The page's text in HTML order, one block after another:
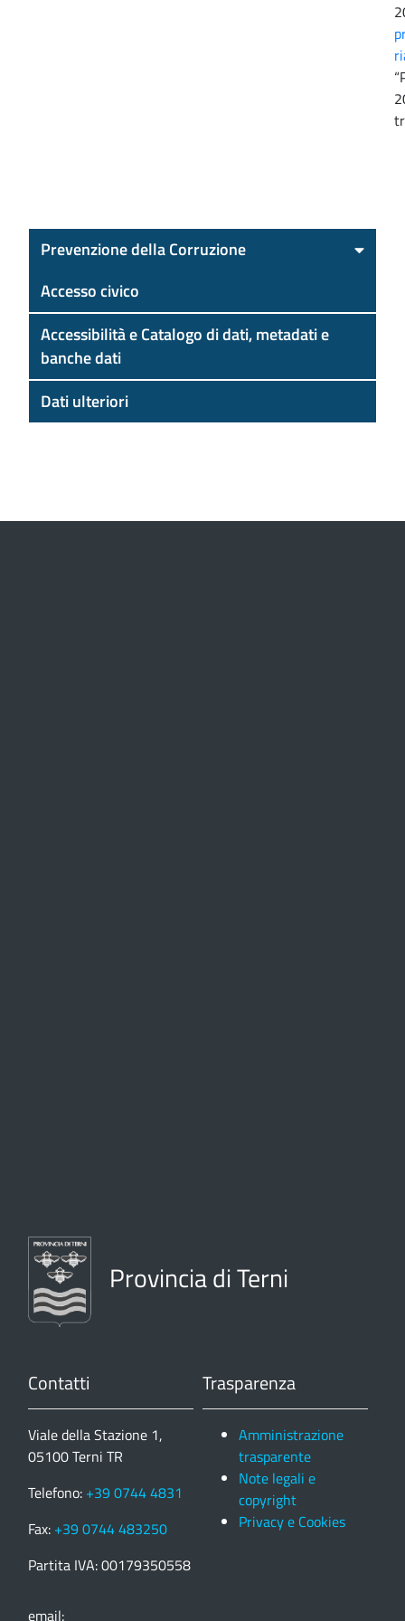
Prevenzione della Corruzione
Accesso civico
Accessibilità e Catalogo di dati, metadati e
banche dati
Dati ulteriori
Provincia di Terni
Contatti
Viale della Stazione 1,
05100 Terni TR
Telefono: +39 0744 4831
Fax: +39 0744 483250
Partita IVA: 00179350558
email:
Trasparenza
Amministrazione
trasparente
Note legali e
copyright
Privacy e Cookies